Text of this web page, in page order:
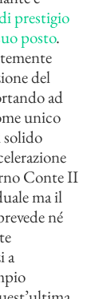
prestigio
posto.
del
ad
unico
Conte II
ma il
né
a